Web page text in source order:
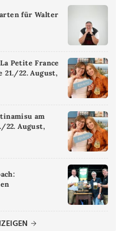
für Walter
Petite France
21./22. August,
am
22. August,